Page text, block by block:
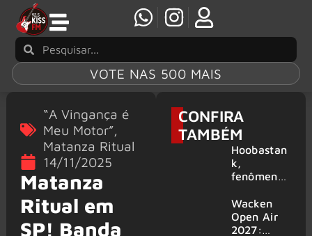
VOTE NAS 500 MAIS
“A Vingança é
Meu Motor”,
Matanza Ritual
14/11/2025
Matanza
Ritual em
SP! Banda
CONFIRA
TAMBÉM
Hoobastan
k,
fenômeno
rock anos
2000,
volta ao
Wacken
Open Air
2027: